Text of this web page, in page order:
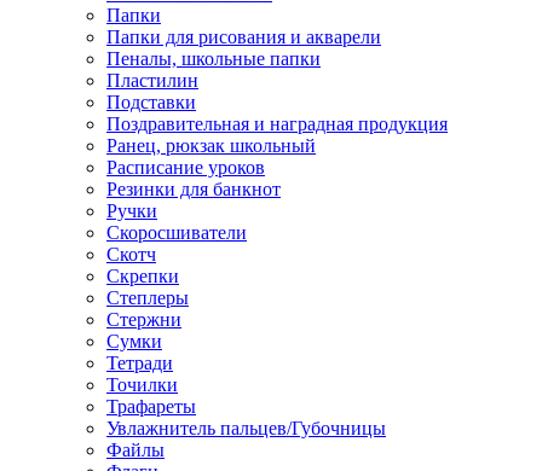
Папки
Папки для рисования и акварели
Пеналы, школьные папки
Пластилин
Подставки
Поздравительная и наградная продукция
Ранец, рюкзак школьный
Расписание уроков
Резинки для банкнот
Ручки
Скоросшиватели
Скотч
Скрепки
Степлеры
Стержни
Сумки
Тетради
Точилки
Трафареты
Увлажнитель пальцев/Губочницы
Файлы